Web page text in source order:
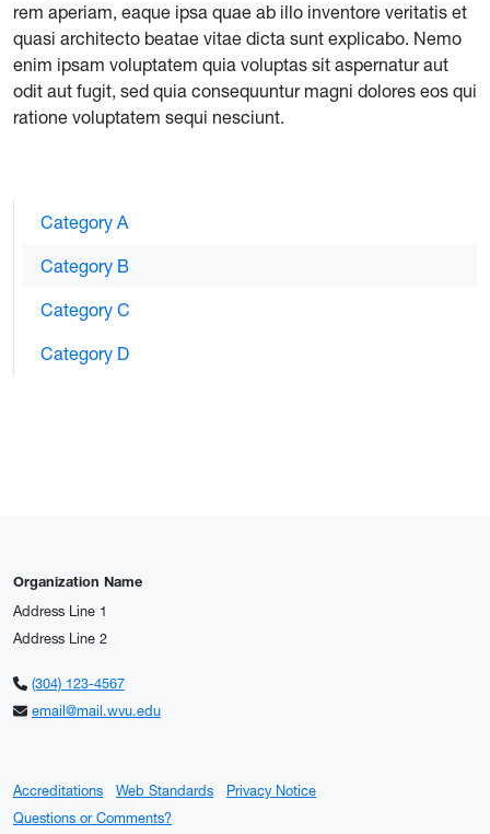
rem aperiam, eaque ipsa quae ab illo inventore veritatis et
quasi architecto beatae vitae dicta sunt explicabo. Nemo
enim ipsam voluptatem quia voluptas sit aspernatur aut
odit aut fugit, sed quia consequuntur magni dolores eos qui
ratione voluptatem sequi nesciunt.
Category A
Category B
Category C
Category D
Organization Name
Address Line 1
Address Line 2
(304) 123-4567
email@mail.wvu.edu
Accreditations Web Standards
Privacy Notice
Questions or Comments?